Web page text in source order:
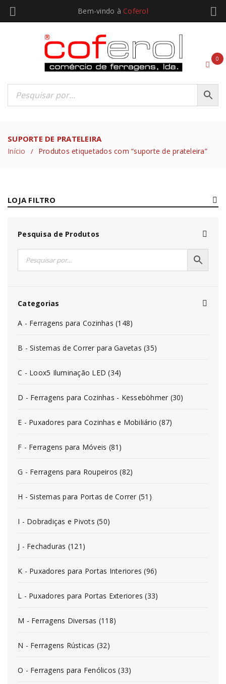
Bem-vindo à Coferol
0
SUPORTE DE PRATELEIRA
Início / Produtos etiquetados com “suporte de prateleira”
LOJA FILTRO
Pesquisa de Produtos
Categorias
A - Ferragens para Cozinhas (148)
B - Sistemas de Correr para Gavetas (35)
C - Loox5 Iluminação LED (34)
D - Ferragens para Cozinhas - Kesseböhmer (30)
E - Puxadores para Cozinhas e Mobiliário (87)
F - Ferragens para Móveis (81)
G - Ferragens para Roupeiros (82)
H - Sistemas para Portas de Correr (51)
I - Dobradiças e Pivots (50)
J - Fechaduras (121)
K - Puxadores para Portas Interiores (96)
L - Puxadores para Portas Exteriores (33)
M - Ferragens Diversas (118)
N - Ferragens Rústicas (32)
O - Ferragens para Fenólicos (33)